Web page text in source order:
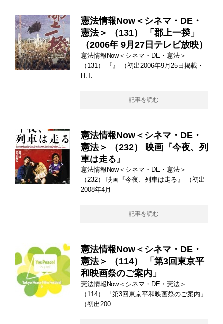
憲法情報Now＜シネマ・DE・
憲法＞ （131） 「郡上一揆」
（2006年 9月27日テレビ放映）
憲法情報Now＜シネマ・DE・憲法＞
（131） 『』 （初出2006年9月25日掲載・
H.T.
記事を読む
憲法情報Now＜シネマ・DE・
憲法＞ （232） 映画『今夜、列
車は走る』
憲法情報Now＜シネマ・DE・憲法＞
（232） 映画『今夜、列車は走る』 （初出
2008年4月
記事を読む
憲法情報Now＜シネマ・DE・
憲法＞ （114） 「第3回東京平
和映画祭のご案内」
憲法情報Now＜シネマ・DE・憲法＞
（114） 「第3回東京平和映画祭のご案内」
（初出200